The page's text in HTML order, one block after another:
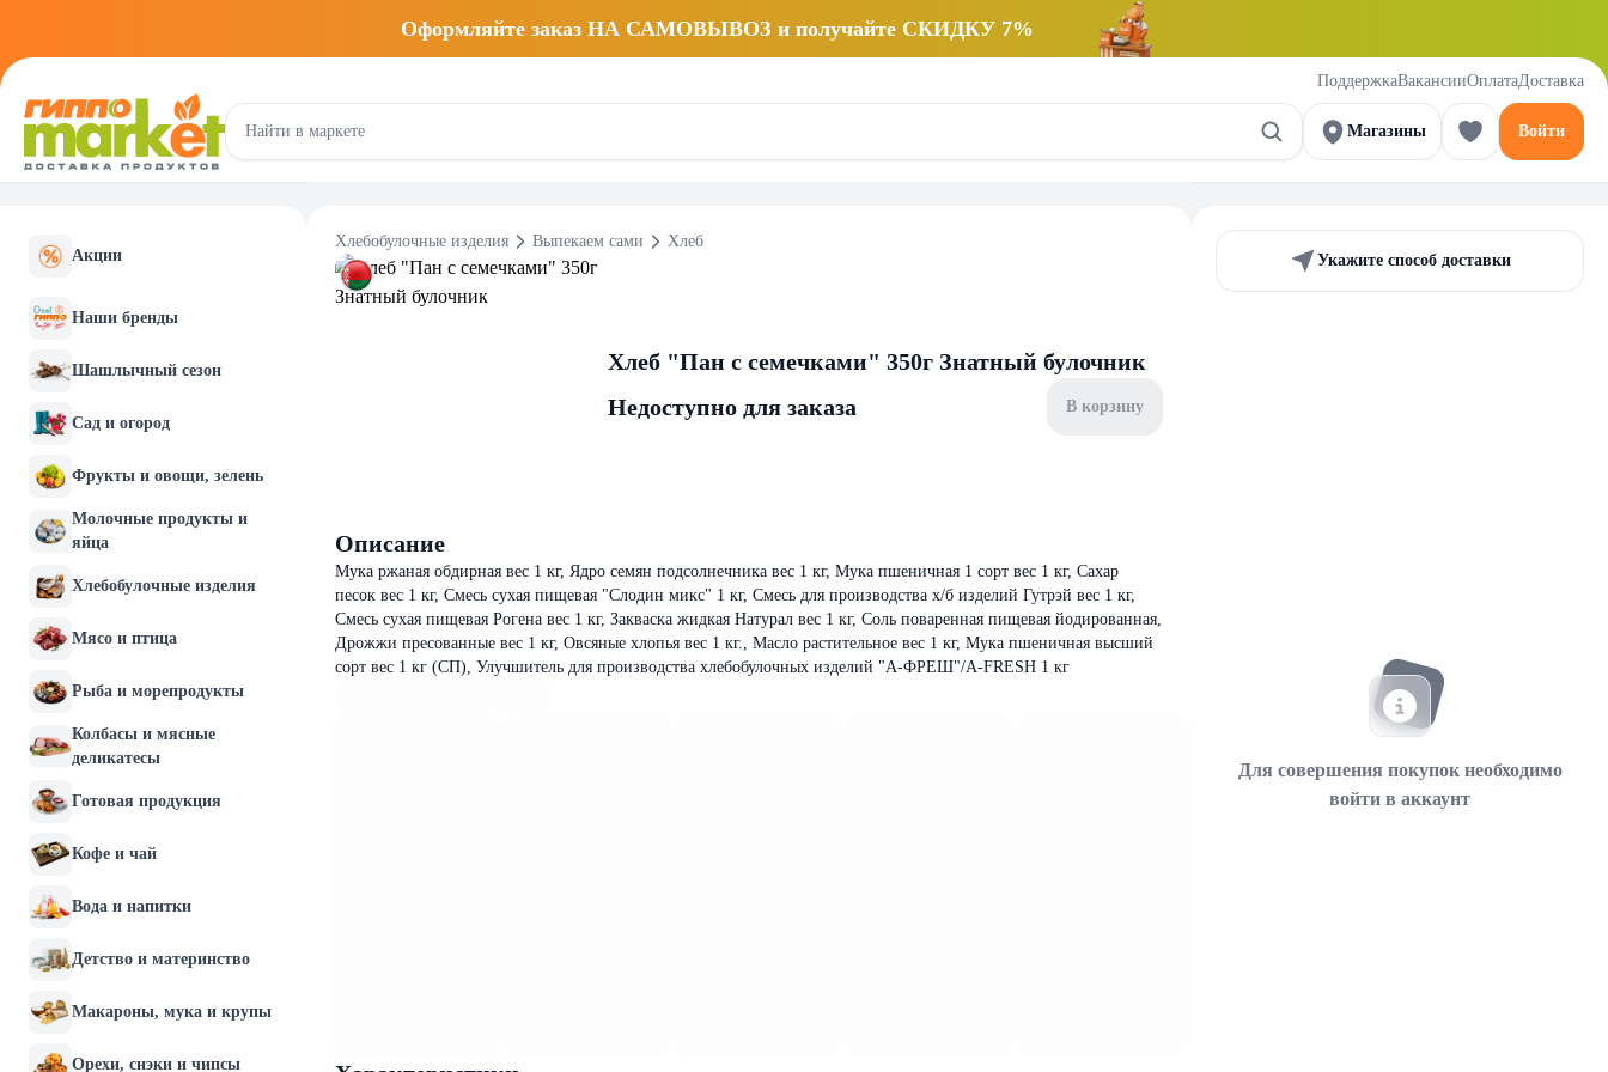
Оформляйте заказ НА САМОВЫВОЗ и получайте СКИДКУ 7%
ПоддержкаВакансииОплатаДоставка
Магазины Войти
Акции
Наши бренды
Шашлычный сезон
Сад и огород
Фрукты и овощи, зелень
Молочные продукты и
яйца
Хлебобулочные изделия
Мясо и птица
Рыба и морепродукты
Колбасы и мясные
деликатесы
Готовая продукция
Кофе и чай
Вода и напитки
Детство и материнство
Макароны, мука и крупы
Орехи, снэки и чипсы
Хлебобулочные изделия Выпекаем сами Хлеб
Хлеб "Пан с семечками" 350г Знатный булочник
Недоступно для заказа
В корзину
Описание
Мука ржаная обдирная вес 1 кг, Ядро семян подсолнечника вес 1 кг, Мука пшеничная 1 сорт вес 1 кг, Сахар
песок вес 1 кг, Смесь сухая пищевая "Слодин микс" 1 кг, Смесь для производства х/б изделий Гутрэй вес 1 кг,
Смесь сухая пищевая Рогена вес 1 кг, Закваска жидкая Натурал вес 1 кг, Соль поваренная пищевая йодированная,
Дрожжи пресованные вес 1 кг, Овсяные хлопья вес 1 кг., Масло растительное вес 1 кг, Мука пшеничная высший
сорт вес 1 кг (СП), Улучшитель для производства хлебобулочных изделий "А-ФРЕШ"/A-FRESH 1 кг
Укажите способ доставки
Для совершения покупок необходимо
войти в аккаунт